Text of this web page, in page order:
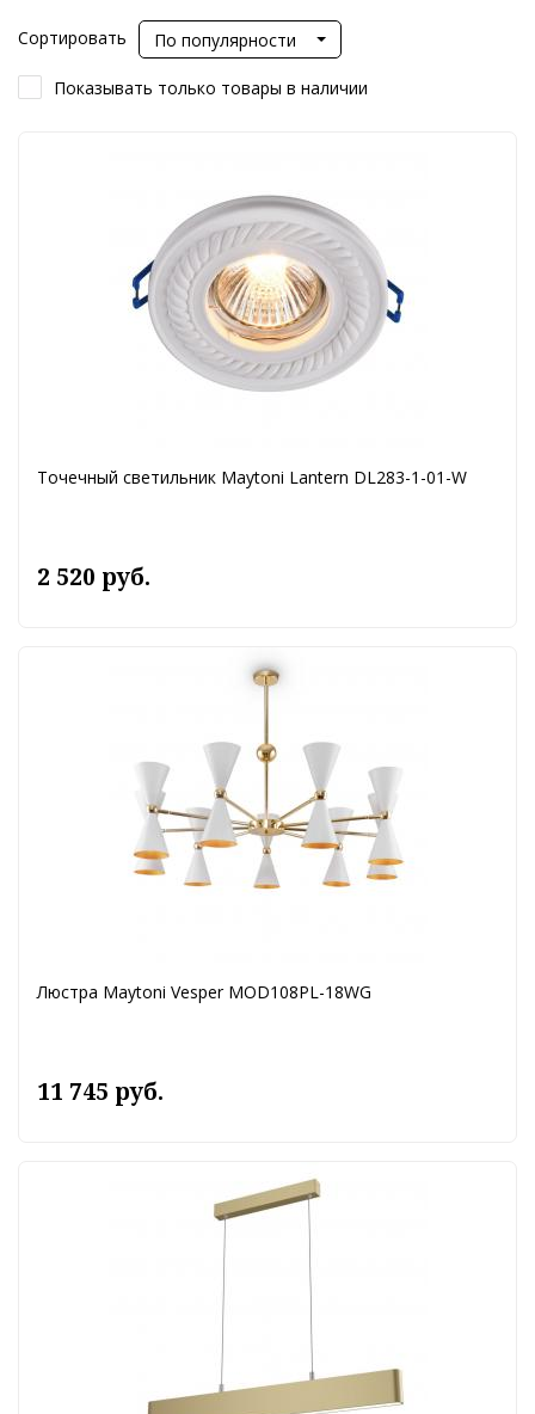
Сортировать По популярности
Показывать только товары в наличии
Точечный светильник Maytoni Lantern DL283-1-01-W
2 520 руб.
Люстра Maytoni Vesper MOD108PL-18WG
11 745 руб.